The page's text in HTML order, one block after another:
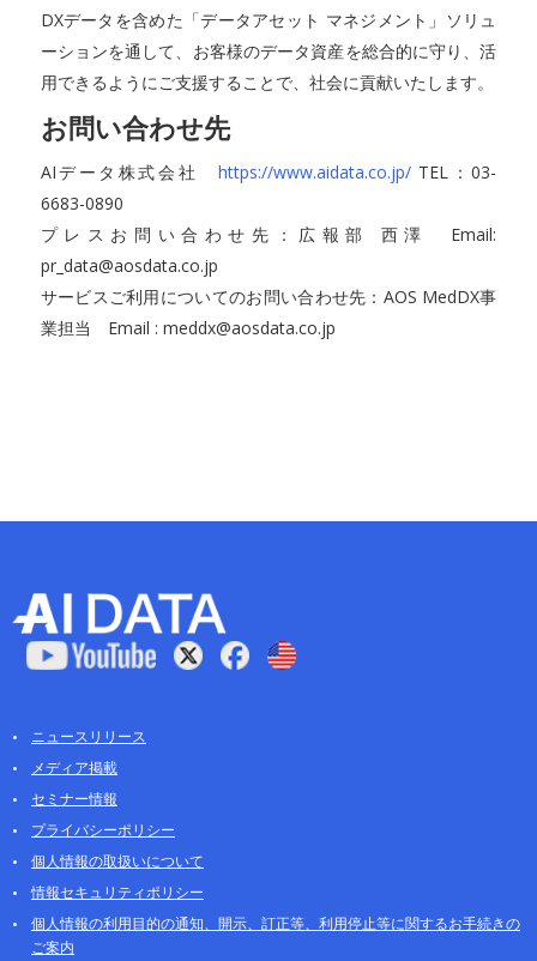
DXデータを含めた「データアセット マネジメント」ソリュ
ーションを通して、お客様のデータ資産を総合的に守り、活
用できるようにご支援することで、社会に貢献いたします。
お問い合わせ先
AIデータ株式会社 https://www.aidata.co.jp/TEL：03-
6683-0890
プレスお問い合わせ先：広報部 西澤 Email:
pr_data@aosdata.co.jp
サービスご利用についてのお問い合わせ先：AOS MedDX事
業担当 Email : meddx@aosdata.co.jp
ニュースリリース
メディア掲載
セミナー情報
プライバシーポリシー
個人情報の取扱いについて
情報セキュリティポリシー
個人情報の利用目的の通知、開示、訂正等、利用停止等に関するお手続きの
ご案内